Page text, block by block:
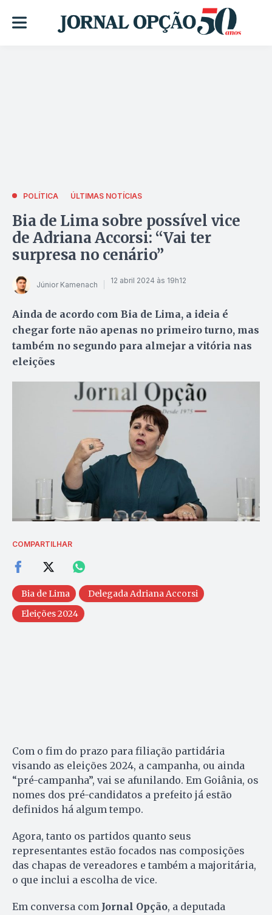
POLÍTICA ÚLTIMAS NOTÍCIAS
Bia de Lima sobre possível vice
de Adriana Accorsi: “Vai ter
surpresa no cenário”
Júnior Kamenach 12 abril 2024 às 19h12
Ainda de acordo com Bia de Lima, a ideia é
chegar forte não apenas no primeiro turno, mas
também no segundo para almejar a vitória nas
eleições
COMPARTILHAR
Bia de Lima
Delegada Adriana Accorsi
Eleições 2024
Com o fim do prazo para filiação partidária
visando as eleições 2024, a campanha, ou ainda
“pré-campanha”, vai se afunilando. Em Goiânia, os
nomes dos pré-candidatos a prefeito já estão
definidos há algum tempo.
Agora, tanto os partidos quanto seus
representantes estão focados nas composições
das chapas de vereadores e também a majoritária,
o que inclui a escolha de vice.
Em conversa com Jornal Opção, a deputada